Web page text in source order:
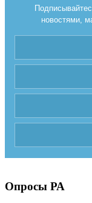
новостями,
Опросы РА